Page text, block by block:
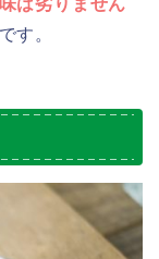
す。